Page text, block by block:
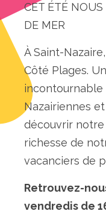
CET ÉTÉ
DE MER
À Saint-
Côté Plages.
incontournable
Nazairiennes
découvrir
richesse de
vacanciers de
Retrouvez-
vendredis de